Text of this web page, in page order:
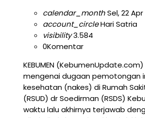
calendar_monthSel, 22
account_circleHari Satria
visibility3.584
0Komentar
KEBUMEN
mengenai dugaan pemotongan
kesehatan (nakes) di Rumah
(RSUD) dr Soedirman (RSDS)
waktu lalu akhirnya terjawab